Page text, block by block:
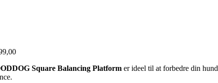
Square Balancing Platform er ideel til at forbedre din